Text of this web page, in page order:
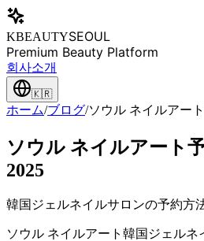
KBEAUTYSEOUL
Premium Beauty Platform
회사소개
🇰🇷
ホーム/ブログ/ソウル ネイルアー
ソウル ネイルアート
2025
韓国ジェルネイルサロンの予約方
ソウル ネイルアート 韓国ジェルネ